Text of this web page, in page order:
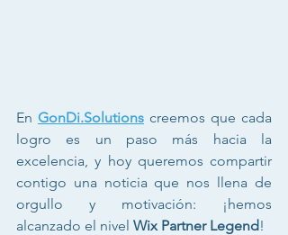
En GonDi.Solutions creemos que cada
logro es un paso más hacia la
excelencia, y hoy queremos compartir
contigo una noticia que nos llena de
orgullo y motivación: ¡hemos
alcanzado el nivel Wix Partner Legend!